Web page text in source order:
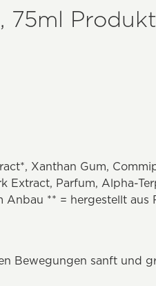
75ml
Xanthan Gum,
Extract, Parfum, Alpha-
Anbau ** = hergestellt aus
Bewegungen sanft und